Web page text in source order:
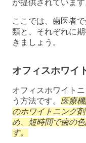
が提供されています
ここでは、歯医者
類と、それぞれに
きましょう。
オフィスホワイ
オフィスホワイト
う方法です。 医療
のホワイトニング
め、短時間で歯の
す。